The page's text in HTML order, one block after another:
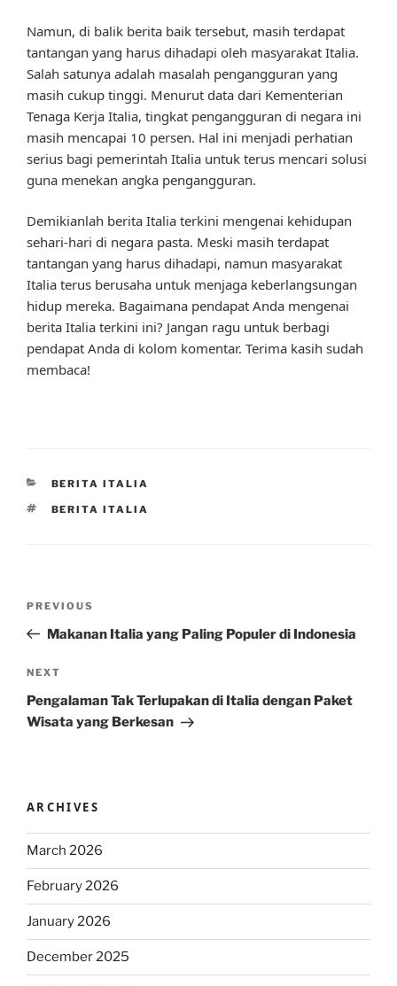
Namun, di balik berita baik tersebut, masih terdapat
tantangan yang harus dihadapi oleh masyarakat Italia.
Salah satunya adalah masalah pengangguran yang
masih cukup tinggi. Menurut data dari Kementerian
Tenaga Kerja Italia, tingkat pengangguran di negara ini
masih mencapai 10 persen. Hal ini menjadi perhatian
serius bagi pemerintah Italia untuk terus mencari solusi
guna menekan angka pengangguran.
Demikianlah berita Italia terkini mengenai kehidupan
sehari-hari di negara pasta. Meski masih terdapat
tantangan yang harus dihadapi, namun masyarakat
Italia terus berusaha untuk menjaga keberlangsungan
hidup mereka. Bagaimana pendapat Anda mengenai
berita Italia terkini ini? Jangan ragu untuk berbagi
pendapat Anda di kolom komentar. Terima kasih sudah
membaca!
CATEGORIES
BERITA ITALIA
TAGS
BERITA ITALIA
Previous
Post
PREVIOUS
Makanan Italia yang Paling Populer di Indonesia
Next
Post
NEXT
Pengalaman Tak Terlupakan di Italia dengan Paket
Wisata yang Berkesan
ARCHIVES
March 2026
February 2026
January 2026
December 2025